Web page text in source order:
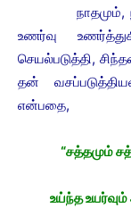
நாதமும்,
உணர்வு
செயல்படுத்தி,
தன்
என்பதை,
“சத்தமும்
உய்ந்த உயர்வும்